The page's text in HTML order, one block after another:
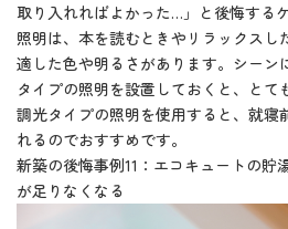
取り入れればよかった…」と後悔する
照明は、本を読むときやリラックスし
適した色や明るさがあります。シーン
タイプの照明を設置しておくと、とて
調光タイプの照明を使用すると、就寝
れるのでおすすめです。
新築の後悔事例11：エコキュートの貯
が足りなくなる